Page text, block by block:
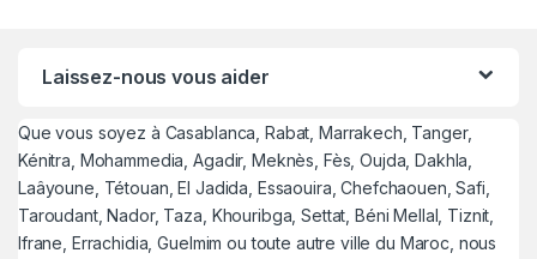
Laissez-nous vous aider
Que vous soyez à Casablanca, Rabat, Marrakech, Tanger,
Kénitra, Mohammedia, Agadir, Meknès, Fès, Oujda, Dakhla,
Laâyoune, Tétouan, El Jadida, Essaouira, Chefchaouen, Safi,
Taroudant, Nador, Taza, Khouribga, Settat, Béni Mellal, Tiznit,
Ifrane, Errachidia, Guelmim ou toute autre ville du Maroc, nous